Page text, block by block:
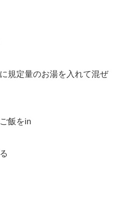
規定量のお湯を入れて混ぜ
飯をin